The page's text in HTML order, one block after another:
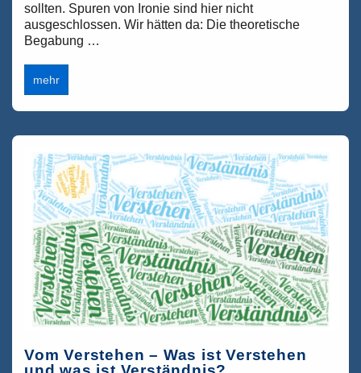
sollten. Spuren von Ironie sind hier nicht
ausgeschlossen. Wir hätten da: Die theoretische
Begabung …
Unser
Fachkräftemangel.
Ein
unterhaltsamer
Blick
auf
„Grundbegabungen“
mehr
Vom Verstehen – Was ist Verstehen